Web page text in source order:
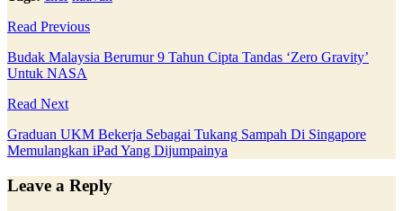
Read Previous
Budak Malaysia Berumur 9 Tahun Cipta Tandas ‘Zero Gravity’
Untuk NASA
Read Next
Graduan UKM Bekerja Sebagai Tukang Sampah Di Singapore
Memulangkan iPad Yang Dijumpainya
Leave a Reply